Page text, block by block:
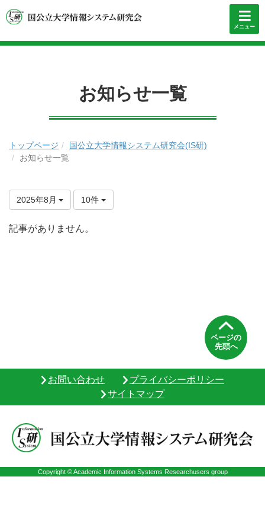
メニュー
お知らせ一覧
トップページ
国公立大学情報システム研究会(IS研)
お知らせ一覧
2025年8月 10件
記事がありません。
ページの
先頭へ
お問い合わせ
プライバシーポリシー
サイトマップ
Copyright © Academic Information Systems Researchusers group